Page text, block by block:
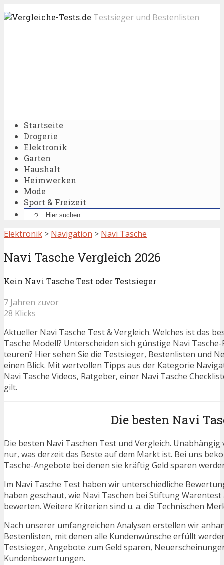
Testsieger und Bestenlisten
Startseite
Drogerie
Elektronik
Garten
Haushalt
Heimwerken
Mode
Sport & Freizeit
Elektronik > Navigation > Navi Tasche
Navi Tasche Vergleich 2026
Kein Navi Tasche Test oder Testsieger
7 Jahren zuvor
28 Klicks
Aktueller Navi Tasche Test & Vergleich. Welches ist das
Tasche Modell? Unterscheiden sich günstige Navi
teuren? Hier sehen Sie die Testsieger, Bestenlisten und
einen Blick. Mit wertvollen Tipps aus der Kategorie
Navi Tasche Videos, Ratgeber, einer Navi Tasche
gilt.
Die besten Navi
Die besten Navi Taschen Test und Vergleich.
nur, was derzeit das Beste auf dem Markt ist. Bei uns
Tasche-Angebote bei denen sie kräftig Geld sparen
Im Navi Tasche Test haben wir unterschiedliche
haben geschaut, wie Navi Taschen bei Stiftung
bewerten. Weitere Kriterien sind u. a. die Technischen
Nach unserer umfangreichen Analysen erstellen wir
Bestenlisten, mit denen alle Kundenwünsche erfüllt
Testsieger, Angebote zum Geld sparen,
Kundenbewertungen.